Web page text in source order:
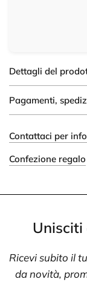
Dettagli del
Pagamenti,
Contattaci per
Confezione regalo
Ricevi subito il
da novità,